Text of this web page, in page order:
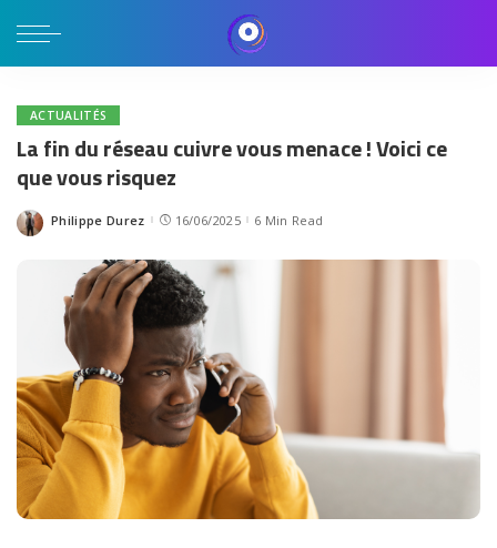
ACTUALITÉS
La fin du réseau cuivre vous menace ! Voici ce
que vous risquez
Posted
Philippe Durez 16/06/2025 6 Min Read